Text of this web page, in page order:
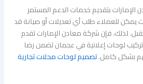
الإمارات بتقديم خدمات الدعم المستمر
يمكن للعملاء طلب أي تعديلات أو صيانة قد
لذلك، فإن شركة معادن الإمارات تقدم
لوحات إعلانية في عجمان تضمن رضا
بشكل كامل.تصميم لوحات محلات تجارية